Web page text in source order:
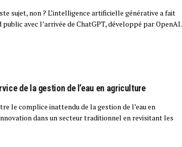
sujet, non ? L’intelligence artificielle générative a fait
avec l’arrivée de ChatGPT, développé par OpenAI.
de la gestion de l’eau en agriculture
le complice inattendu de la gestion de l’eau en
dans un secteur traditionnel en revisitant les